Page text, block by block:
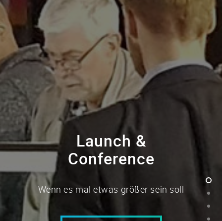
Launch &
Conference
Wenn es mal etwas größer sein soll